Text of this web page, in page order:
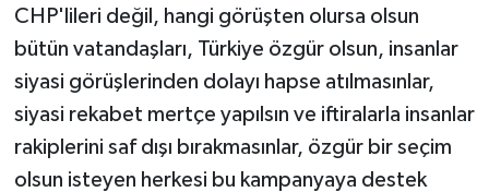
CHP'lileri değil, hangi görüşten olursa olsun
bütün vatandaşları, Türkiye özgür olsun, insanlar
siyasi görüşlerinden dolayı hapse atılmasınlar,
siyasi rekabet mertçe yapılsın ve iftiralarla insanlar
rakiplerini saf dışı bırakmasınlar, özgür bir seçim
olsun isteyen herkesi bu kampanyaya destek